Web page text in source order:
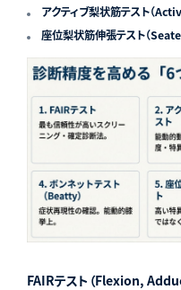
アクティブ梨状筋テスト（
座位梨状筋伸張テスト（
FAIRテスト（Flexion,